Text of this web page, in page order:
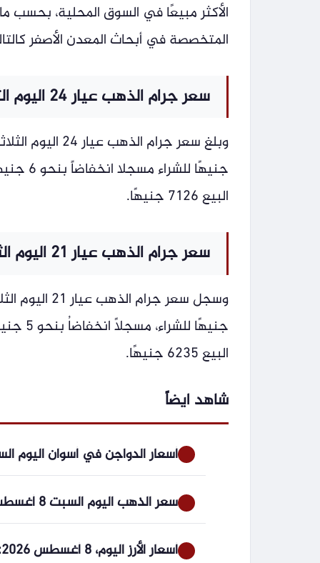
الأكثر مبيعًا في السوق المحلية،
المتخصصة في أبحاث المعدن الأصفر
سعر جرام الذهب عيار 24 اليوم الثلاثاء دون مصنعية
البيع 7126 جنيهًا.
سعر جرام الذهب عيار 21 اليوم الثلاثاء دون مصنعية
البيع 6235 جنيهًا.
شاهد ايضاً
أسعار الدواجن في أسوان اليوم السبت 8-
سعر الذهب اليوم السبت 8 أغسطس 2026..عيار 21 يحافظ على مستوى 6080 جنيهًا
أسعار الأرز اليوم، 8 أغسطس 2026: ارتفع سعر أرز IR 504، وانخفض سعر أرز الياسمين.